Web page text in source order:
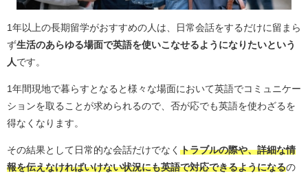
1年以上の長期留学がおすすめの人は、日常会話をするだけに留まら
ず生活のあらゆる場面で英語を使いこなせるようになりたいという
人 です。
1年間現地で暮らすとなると様々な場面において英語でコミュニケー
ションを取ることが求められるので、否が応でも英語を使わざるを
得なくなります。
その結果として日常的な会話だけでなく トラブルの際や、詳細な情
報を伝えなければいけない状況にも英語で対応できるようになるの